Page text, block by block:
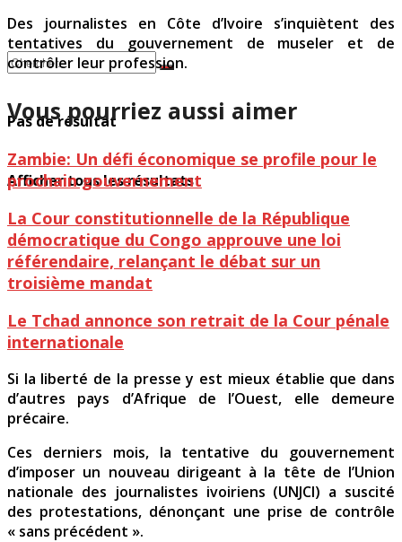
Pas de résultat
Afficher tous les résultats
Des journalistes en Côte d’Ivoire s’inquiètent des
tentatives du gouvernement de museler et de
contrôler leur profession.
Vous pourriez aussi aimer
Zambie: Un défi économique se profile pour le
prochain gouvernement
La Cour constitutionnelle de la République
démocratique du Congo approuve une loi
référendaire, relançant le débat sur un
troisième mandat
Le Tchad annonce son retrait de la Cour pénale
internationale
Si la liberté de la presse y est mieux établie que dans
d’autres pays d’Afrique de l’Ouest, elle demeure
précaire.
Ces derniers mois, la tentative du gouvernement
d’imposer un nouveau dirigeant à la tête de l’Union
nationale des journalistes ivoiriens (UNJCI) a suscité
des protestations, dénonçant une prise de contrôle
« sans précédent ».